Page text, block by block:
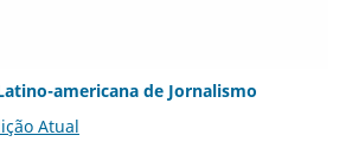
americana de Jornalismo
Atual